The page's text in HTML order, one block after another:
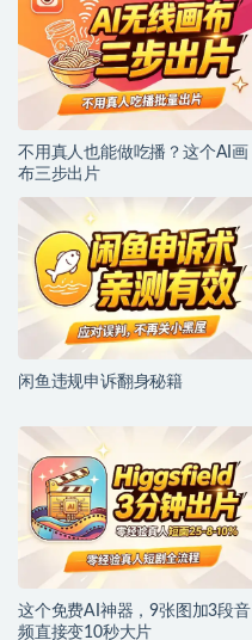
不用真人也能做吃播？这个AI画
布三步出片
闲鱼违规申诉翻身秘籍
这个免费AI神器，9张图加3段音
频直接变10秒大片